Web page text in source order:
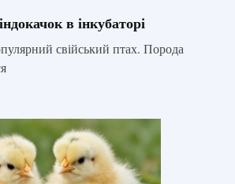
в інкубаторі
свійський птах. Порода